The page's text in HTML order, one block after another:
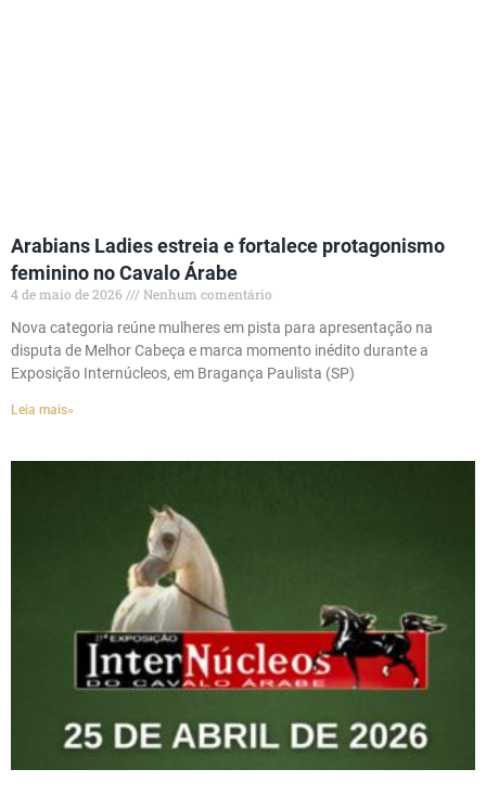
Arabians Ladies estreia e fortalece protagonismo
feminino no Cavalo Árabe
4 de maio de 2026
Nenhum comentário
Nova categoria reúne mulheres em pista para apresentação na
disputa de Melhor Cabeça e marca momento inédito durante a
Exposição Internúcleos, em Bragança Paulista (SP)
Leia mais»